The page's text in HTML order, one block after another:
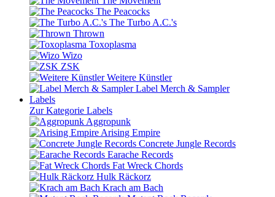
The Peacocks
The Turbo A.C.'s
Thrown
Toxoplasma
Wizo
ZSK
Weitere Künstler
Label Merch & Sampler
Labels
Zur Kategorie Labels
Aggropunk
Arising Empire
Concrete Jungle Records
Earache Records
Fat Wreck Chords
Hulk Räckorz
Krach am Bach